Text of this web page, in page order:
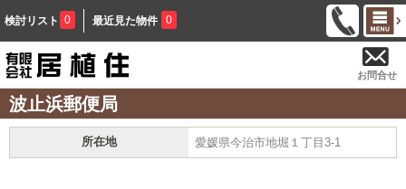
検討リスト 0 最近見た物件 0
お問合せ
波止浜郵便局
所在地 愛媛県今治市地堀１丁目3-1